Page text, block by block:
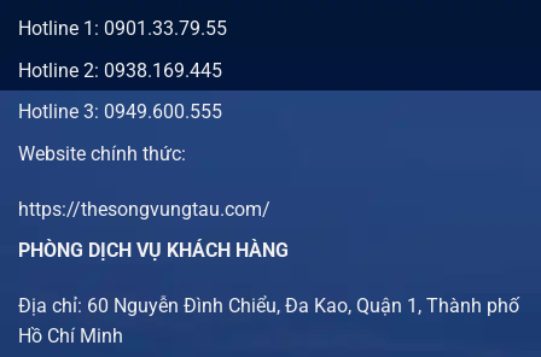
Hotline 1: 0901.33.79.55
Hotline 2: 0938.169.445
Hotline 3: 0949.600.555
Website chính thức:
https://thesongvungtau.com/
PHÒNG DỊCH VỤ KHÁCH HÀNG
Địa chỉ: 60 Nguyễn Đình Chiểu, Đa Kao, Quận 1, Thành phố
Hồ Chí Minh